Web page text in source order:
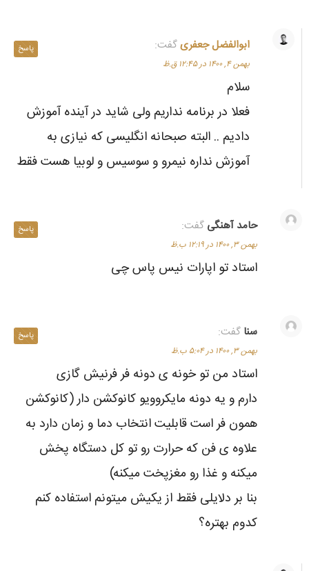
ابوالفضل جعفریگفت:
بهمن ۴, ۱۴۰۰ در ۱۲:۴۵ ق.ظ
سلام
فعلا در برنامه نداریم ولی شاید در آینده آموزش
دادیم .. البته صبحانه انگلیسی که نیازی به
آموزش نداره نیمرو و سوسیس و لوبیا هست فقط
پاسخ
حامد آهنگی گفت:
بهمن ۳, ۱۴۰۰ در ۱۲:۱۹ ب.ظ
استاد تو اپارات نیس پاس چی
پاسخ
سنا گفت:
بهمن ۳, ۱۴۰۰ در ۵:۰۴ ب.ظ
استاد من تو خونه ی دونه فر فرنیش‌ گازی
دارم و یه دونه مایکروویو کانوکشن دار (کانوکشن
همون فر است قابلیت انتخاب دما و زمان دارد به
علاوه ی فن که حرارت رو تو کل دستگاه پخش
میکنه و غذا رو مغزپخت میکنه)
بنا بر دلایلی فقط از یکیش میتونم استفاده کنم
کدوم بهتره؟
پاسخ